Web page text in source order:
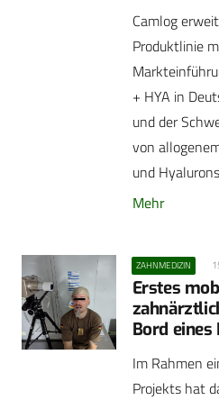
Camlog
Produktlinie
+ HYA in
und der
von
und
Mehr
ZAHNMEDIZIN
Erstes
Bord
Im Rahmen
Projekts hat